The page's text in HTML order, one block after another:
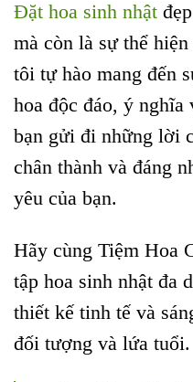
Đặt hoa sinh nhật
mà còn là sự thể
tôi tự hào mang đến
hoa độc đáo, ý nghĩa
bạn gửi đi những lời
chân thành và đáng
yêu của bạn.
Hãy cùng Tiệm Hoa
tập hoa sinh nhật đa
thiết kế tinh tế và
đối tượng và lứa tuổi.